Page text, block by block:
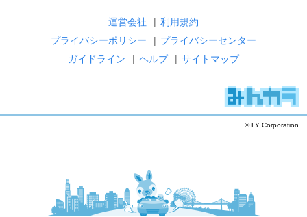
運営会社 | 利用規約
プライバシーポリシー
| プライバシーセンター
ガイドライン
| ヘルプ | サイトマップ
© LY Corporation